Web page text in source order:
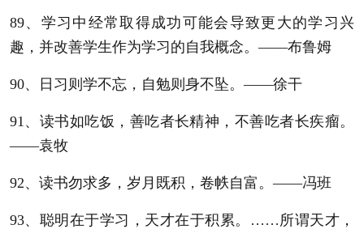
89、学习中经常取得成功可能会导致更大的学习兴
趣，并改善学生作为学习的自我概念。——布鲁姆
90、日习则学不忘，自勉则身不坠。——徐干
91、读书如吃饭，善吃者长精神，不善吃者长疾瘤。
——袁牧
92、读书勿求多，岁月既积，卷帙自富。——冯班
93、聪明在于学习，天才在于积累。……所谓天才，